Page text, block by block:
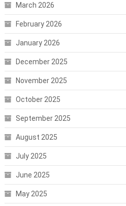
March 2026
February 2026
January 2026
December 2025
November 2025
October 2025
September 2025
August 2025
July 2025
June 2025
May 2025